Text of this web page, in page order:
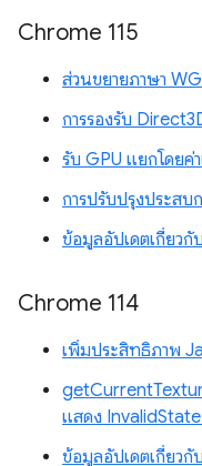
Chrome 115
ส่วนขยายภาษา
การรองรับ
รับ GPU แยกโดยค่
การปรับปรุงประส
ข้อมูลอัปเดตเกี่ยวกั
Chrome 114
เพิ่มประสิทธิภาพ
แสดง
ข้อมูลอัปเดตเกี่ยวกั